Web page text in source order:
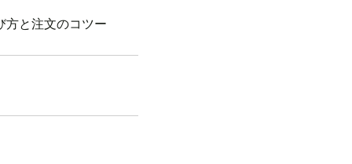
方と注文のコツー